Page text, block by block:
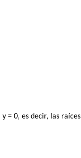
= 0, es decir, las